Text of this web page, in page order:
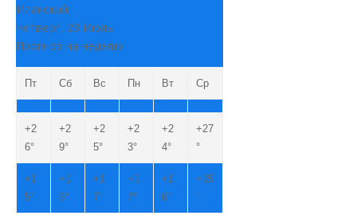
Иланский
Четверг, 23 Июль
Прогноз на неделю
Пт Сб Вс Пн Вт Ср
+2
6°
+2
9°
+2
5°
+2
3°
+2
4°
+27
°
+1
5°
+1
6°
+1
7°
+1
7°
+1
6°
+15
°